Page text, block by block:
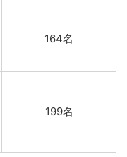
164名
199名